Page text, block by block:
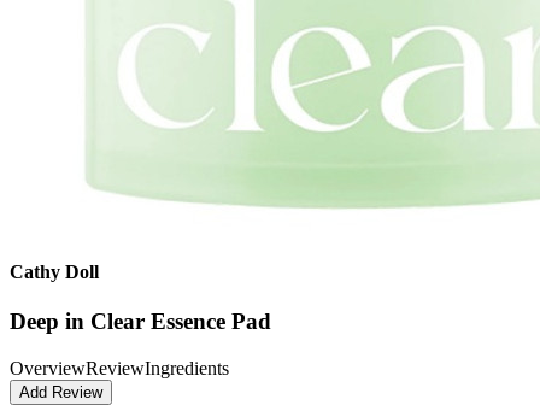
Cathy Doll
Deep in Clear Essence Pad
OverviewReviewIngredients
Add Review